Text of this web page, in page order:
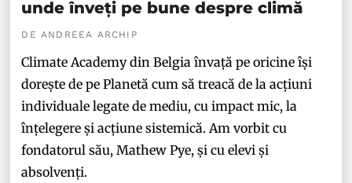
unde înveți pe bune despre climă
DE ANDREEA ARCHIP
Climate Academy din Belgia învață pe oricine își
dorește de pe Planetă cum să treacă de la acțiuni
individuale legate de mediu, cu impact mic, la
înțelegere și acțiune sistemică. Am vorbit cu
fondatorul său, Mathew Pye, și cu elevi și
absolvenți.